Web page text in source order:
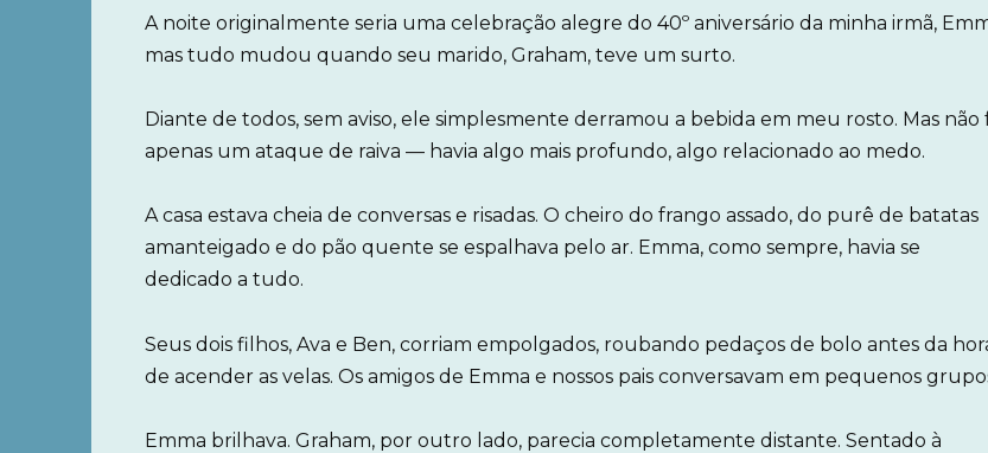
A noite originalmente seria uma celebração alegre do 40º aniversário da minha irmã,
mas tudo mudou quando seu marido, Graham, teve um surto.
Diante de todos, sem aviso, ele simplesmente derramou a bebida em meu rosto. Mas não
apenas um ataque de raiva — havia algo mais profundo, algo relacionado ao medo.
A casa estava cheia de conversas e risadas. O cheiro do frango assado, do purê de batatas
amanteigado e do pão quente se espalhava pelo ar. Emma, como sempre, havia se
dedicado a tudo.
Seus dois filhos, Ava e Ben, corriam empolgados, roubando pedaços de bolo antes da
de acender as velas. Os amigos de Emma e nossos pais conversavam em pequenos
Emma brilhava. Graham, por outro lado, parecia completamente distante. Sentado à